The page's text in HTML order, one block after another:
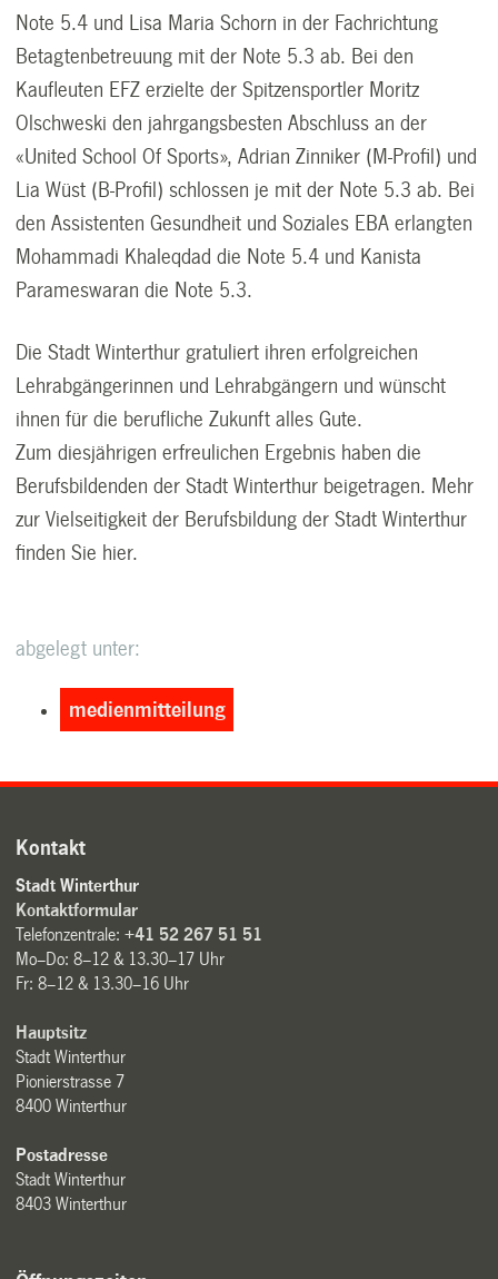
Note 5.4 und Lisa Maria Schorn in der Fachrichtung
Betagtenbetreuung mit der Note 5.3 ab. Bei den
Kaufleuten EFZ erzielte der Spitzensportler Moritz
Olschweski den jahrgangsbesten Abschluss an der
«United School Of Sports», Adrian Zinniker (M-Profil) und
Lia Wüst (B-Profil) schlossen je mit der Note 5.3 ab. Bei
den Assistenten Gesundheit und Soziales EBA erlangten
Mohammadi Khaleqdad die Note 5.4 und Kanista
Parameswaran die Note 5.3.
Die Stadt Winterthur gratuliert ihren erfolgreichen
Lehrabgängerinnen und Lehrabgängern und wünscht
ihnen für die berufliche Zukunft alles Gute.
Zum diesjährigen erfreulichen Ergebnis haben die
Berufsbildenden der Stadt Winterthur beigetragen. Mehr
zur Vielseitigkeit der Berufsbildung der Stadt Winterthur
finden Sie hier.
abgelegt unter:
medienmitteilung
Kontakt
Stadt Winterthur
Kontaktformular
Telefonzentrale:+41 52 267 51 51
Mo–Do: 8–12 & 13.30–17 Uhr
Fr: 8–12 & 13.30–16 Uhr
Hauptsitz
Stadt Winterthur
Pionierstrasse 7
8400 Winterthur
Postadresse
Stadt Winterthur
8403 Winterthur